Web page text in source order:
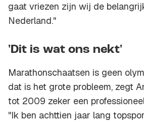
gaat vriezen zijn wij de
Nederland."
'Dit is wat ons nekt'
Marathonschaatsen is geen
dat is het grote probleem, zegt
tot 2009 zeker een
"Ik ben achttien jaar lang